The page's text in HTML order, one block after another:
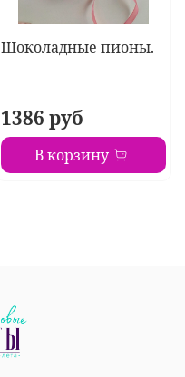
Шоколадные пионы.
1386 руб
В корзину